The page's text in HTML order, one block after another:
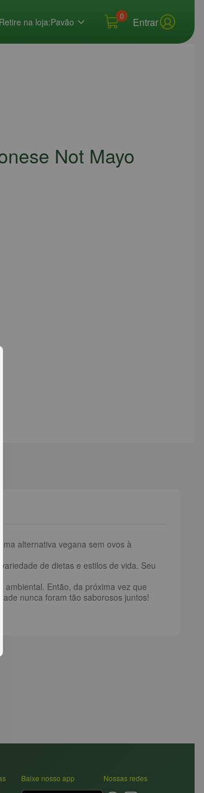
Retire na loja:Pavão
0 Entrar
Not Mayo
alternativa vegana sem ovos à
de dietas e estilos de vida. Seu
Então, da próxima vez que
nunca foram tão saborosos juntos!
Baixe nosso app Nossas redes